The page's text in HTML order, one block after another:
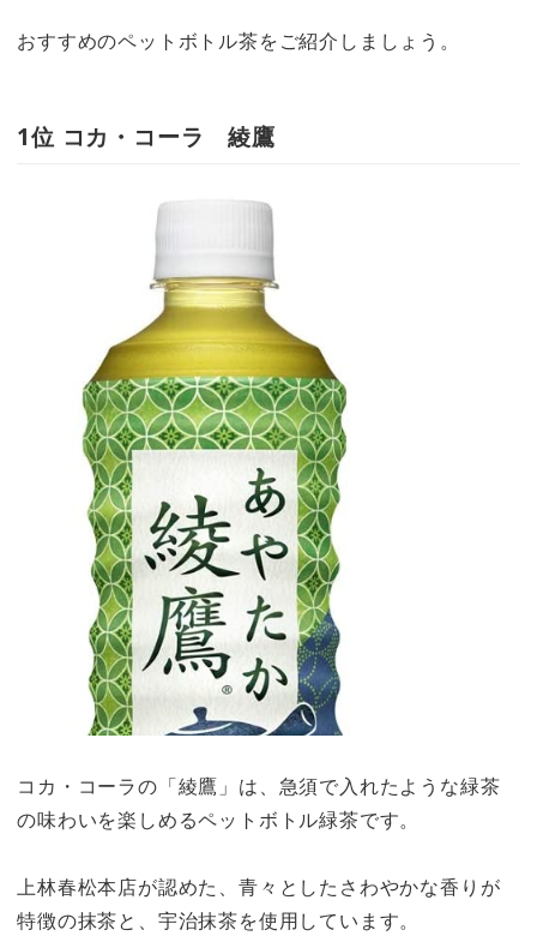
おすすめのペットボトル茶をご紹介しましょう。
1位 コカ・コーラ 綾鷹
コカ・コーラの「綾鷹」は、急須で入れたような緑茶
の味わいを楽しめるペットボトル緑茶です。
上林春松本店が認めた、青々としたさわやかな香りが
特徴の抹茶と、宇治抹茶を使用しています。